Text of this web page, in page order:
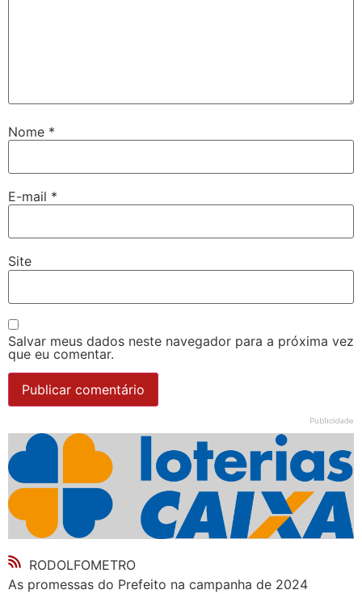
Nome *
E-mail *
Site
Salvar meus dados neste navegador para a próxima vez
que eu comentar.
Publicidade
RODOLFOMETRO
As promessas do Prefeito na campanha de 2024